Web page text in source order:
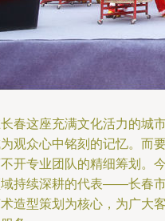
春这座充满文化活力的城
观众心中铭刻的记忆。而
开专业团队的精细筹划。
持续深耕的代表——长春
造型策划为核心，为广大